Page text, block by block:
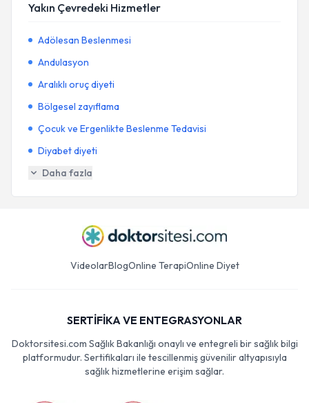
Yakın Çevredeki Hizmetler
Adölesan Beslenmesi
Andulasyon
Aralıklı oruç diyeti
Bölgesel zayıflama
Çocuk ve Ergenlikte Beslenme Tedavisi
Diyabet diyeti
Daha fazla
VideolarBlogOnline TerapiOnline Diyet
SERTİFİKA VE ENTEGRASYONLAR
Doktorsitesi.com Sağlık Bakanlığı onaylı ve entegreli bir sağlık bilgi
platformudur. Sertifikaları ile tescillenmiş güvenilir altyapısıyla
sağlık hizmetlerine erişim sağlar.